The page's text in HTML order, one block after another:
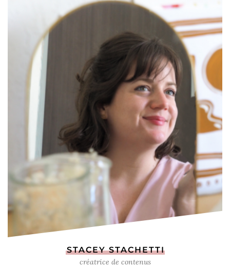
STACEY STACHETTI
créatrice de contenus